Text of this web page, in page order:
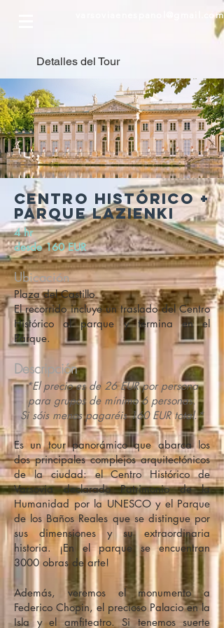
varsoviaenespanol@gmail.com
Detalles del Tour
CENTRO HISTÓRICO +
PARQUE lazienki
4 hr
desde 160 EUR
Ubicación
Plaza del Castillo
El recorrido incluye un traslado del Centro
Histórico al parque y termina en el
Parque.
Descripción
*El precio es de 26 EUR por persona
para grupos de mínimo 6 personas.
Si sóis menos pagaréis 160 EUR total.*
Es un tour panorámico que abarca los
dos principales complejos arquitectónicos
de la ciudad: el Centro Histórico de
Varsovia declarado Patrimonio de la
Humanidad por la UNESCO y el Parque
de los Baños Reales que se distingue por
sus dimensiones y su extraordinaria
historia. ¡En el parque se encuentran
3000 obras de arte!
Además, veremos el monumento a
Federico Chopin, el precioso Palacio en la
Isla y el amfiteatro. Si tenemos suerte